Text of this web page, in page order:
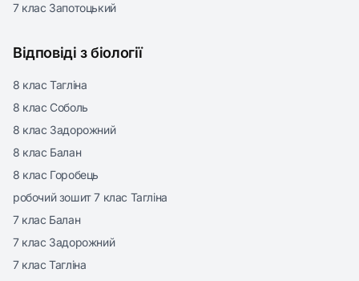
7 клас Запотоцький
Відповіді з біології
8 клас Тагліна
8 клас Соболь
8 клас Задорожний
8 клас Балан
8 клас Горобець
робочий зошит 7 клас Тагліна
7 клас Балан
7 клас Задорожний
7 клас Тагліна